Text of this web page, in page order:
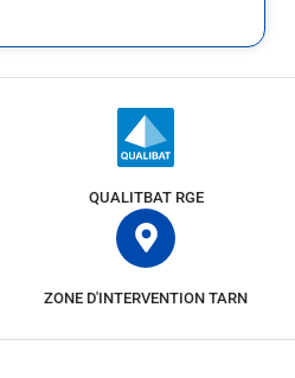
QUALITBAT RGE
ZONE D'INTERVENTION TARN